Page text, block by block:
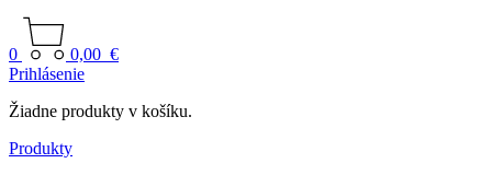
0 0,00 €
Prihlásenie
Žiadne produkty v košíku.
Produkty